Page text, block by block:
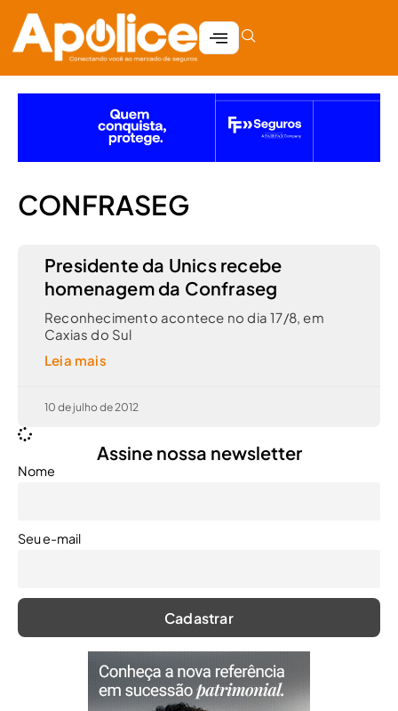
CONFRASEG
Presidente da Unics recebe
homenagem da Confraseg
Reconhecimento acontece no dia 17/8, em
Caxias do Sul
Leia mais
10 de julho de 2012
Assine nossa newsletter
Nome
Seu e-mail